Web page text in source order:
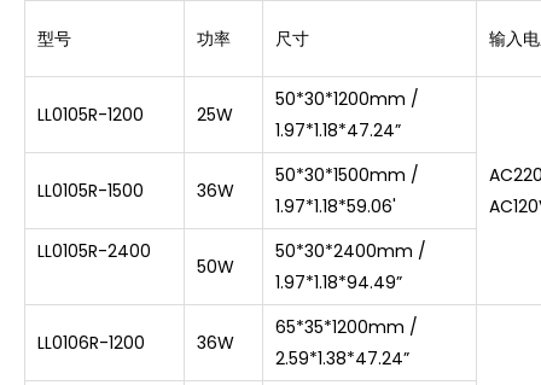
型号 功率 尺寸 输入
LL0105R-1200 25W
50*30*1200mm /
1.97*1.18*47.24”
LL0105R-1500 36W
50*30*1500mm /
1.97*1.18*59.06'
LL0105R-2400
50W
50*30*2400mm /
1.97*1.18*94.49”
LL0106R-1200 36W
65*35*1200mm /
2.59*1.38*47.24”